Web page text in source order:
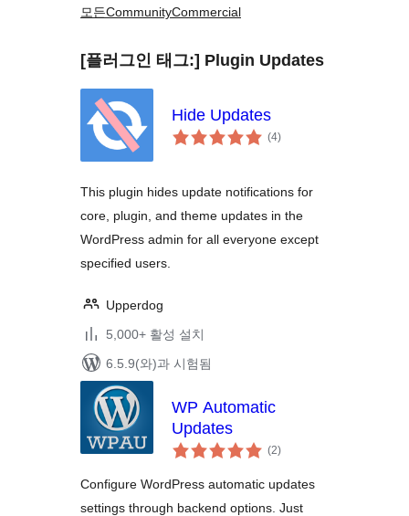
모든CommunityCommercial
[플러그인 태그:] Plugin Updates
Hide Updates
(4전
체)
This plugin hides update notifications for
core, plugin, and theme updates in the
WordPress admin for all everyone except
specified users.
Upperdog
5,000+ 활성 설치
6.5.9(와)과 시험됨
WP Automatic
Updates
(2전
체)
Configure WordPress automatic updates
settings through backend options. Just